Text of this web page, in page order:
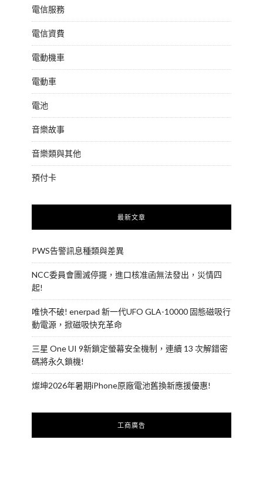
電信服務
電信資費
電動機車
電動車
電池
音樂故事
音樂類與其他
預付卡
最新文章
PWS告警訊息種類與差異
NCC委員會團滅停擺，進口核准函無法發出，災情四
起!
唯快不破! enerpad 新一代UFO GLA-10000 固態磁吸行
動電源，掀磁吸快充革命
三星 One UI 9新鎖定螢幕安全機制，連續 13 次解錯密
碼將永久鎖機!
燦坤2026年暑期iPhone原廠電池舊換新應援優惠!
工商廣告